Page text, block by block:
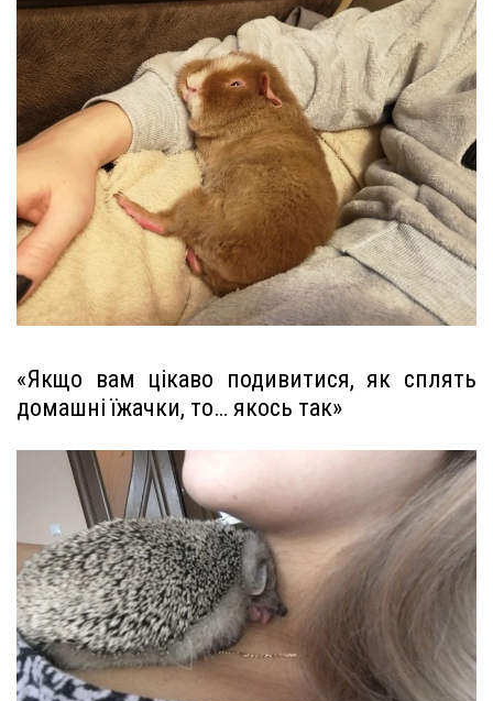
«Якщо вам цікаво подивитися, як сплять
домашні їжачки, то… якось так»